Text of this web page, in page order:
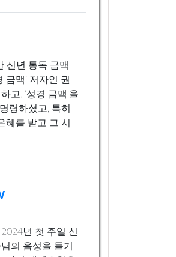
신년 통독 금맥
맥’ 저자인 권
고, ‘성경 금맥’을
령하셨고, 특히
혜를 받고 그 시
년 첫 주일 신
의 음성을 듣기